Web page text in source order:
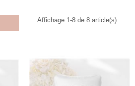
Affichage 1-8 de 8 article(s)